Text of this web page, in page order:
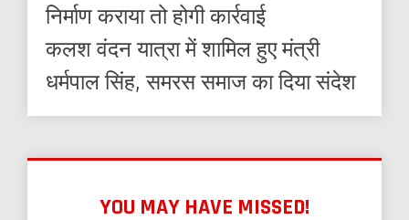
निर्माण कराया तो होगी कार्रवाई
कलश वंदन यात्रा में शामिल हुए मंत्री
धर्मपाल सिंह, समरस समाज का दिया संदेश
YOU MAY HAVE MISSED!